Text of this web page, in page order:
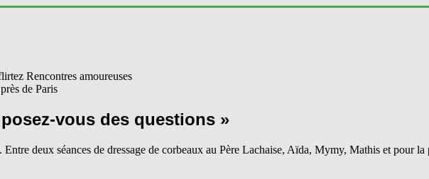
de Paris
vous des questions »
deux séances de dressage de corbeaux au Père Lachaise, Aïda, Mymy, Mathis et pour